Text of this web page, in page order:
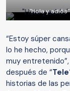
"Hola y
“Estoy súper
lo he hecho,
muy
después de “
historias de las